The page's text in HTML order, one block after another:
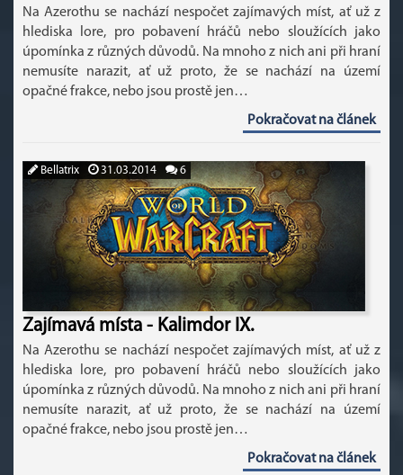
Na Azerothu se nachází nespočet zajímavých míst, ať už z
hlediska lore, pro pobavení hráčů nebo sloužících jako
úpomínka z různých důvodů. Na mnoho z nich ani při hraní
nemusíte narazit, ať už proto, že se nachází na území
opačné frakce, nebo jsou prostě jen…
Pokračovat na článek
Bellatrix 31.03.2014 6
Zajímavá místa - Kalimdor IX.
Na Azerothu se nachází nespočet zajímavých míst, ať už z
hlediska lore, pro pobavení hráčů nebo sloužících jako
úpomínka z různých důvodů. Na mnoho z nich ani při hraní
nemusíte narazit, ať už proto, že se nachází na území
opačné frakce, nebo jsou prostě jen…
Pokračovat na článek